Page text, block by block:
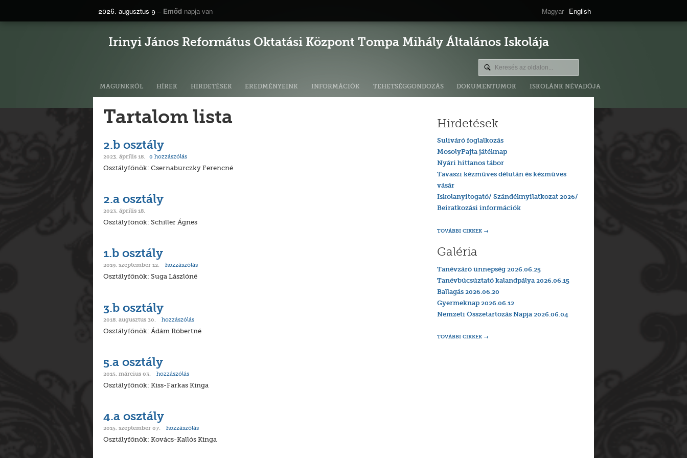
Magyar English
2026. augusztus 9 – Emőd napja van
Irinyi János Református Oktatási Központ Tompa Mihály Általános Iskolája
MAGUNKRÓL HÍREK HIRDETÉSEK EREDMÉNYEINK INFORMÁCIÓK TEHETSÉGGONDOZÁS DOKUMENTUMOK ISKOLÁNK NÉVADÓJA
Tartalom lista
2.b osztály
2023. április 18. 0 hozzászólás
Osztályfőnök: Csernaburczky Ferencné
2.a osztály
2023. április 18.
Osztályfönök: Schiller Ágnes
1.b osztály
2019. szeptember 12. hozzászólás
Osztályfőnök: Suga Lászlóné
3.b osztály
2018. augusztus 30. hozzászólás
Osztályfőnök: Ádám Róbertné
5.a osztály
2015. március 03. hozzászólás
Osztályfőnök: Kiss-Farkas Kinga
4.a osztály
2015. szeptember 07. hozzászólás
Osztályfőnök: Kovács-Kallós Kinga
Hirdetések
Suliváró foglalkozás
MosolyPajta játéknap
Nyári hittanos tábor
Tavaszi kézműves délután és kézműves
vásár
Iskolanyitogató/ Szándéknyilatkozat 2026/
Beiratkozási információk
TOVÁBBI CIKKEK
Galéria
Tanévzáró ünnepség 2026.06.25
Tanévbúcsúztató kalandpálya 2026.06.15
Ballagás 2026.06.20
Gyermeknap 2026.06.12
Nemzeti Összetartozás Napja 2026.06.04
TOVÁBBI CIKKEK